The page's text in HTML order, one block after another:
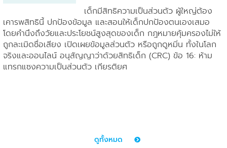
เด็กมีสิทธิความเป็นส่วนตัว ผู้ใหญ่ต้อง
เคารพสิทธินี้ ปกป้องข้อมูล และสอนให้เด็กปกป้องตนเองเสมอ
โดยคำนึงถึงวัยและประโยชน์สูงสุดของเด็ก กฎหมายคุ้มครองไม่ให้
ถูกละเมิดชื่อเสียง เปิดเผยข้อมูลส่วนตัว หรือถูกดูหมิ่น ทั้งในโลก
จริงและออนไลน์ อนุสัญญาว่าด้วยสิทธิเด็ก (CRC) ข้อ 16: ห้าม
แทรกแซงความเป็นส่วนตัว เกียรติยศ
ดูทั้งหมด